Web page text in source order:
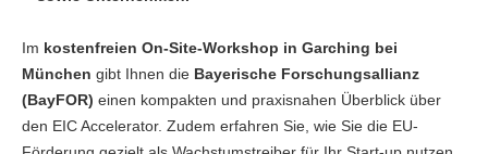
Im kostenfreien On-Site-Workshop in Garching bei
München gibt Ihnen die Bayerische Forschungsallianz
(BayFOR) einen kompakten und praxisnahen Überblick über
den EIC Accelerator. Zudem erfahren Sie, wie Sie die EU-